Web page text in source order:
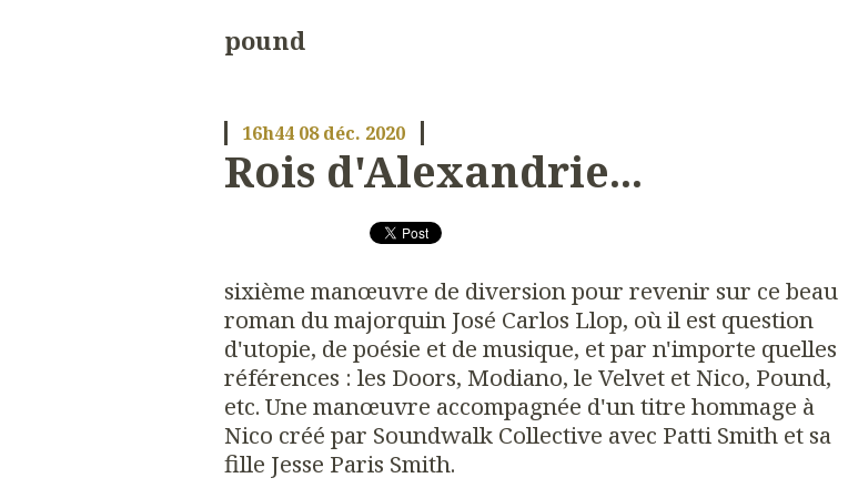
pound
16h44 08 déc. 2020
Rois d'Alexandrie...
sixième manœuvre de diversion pour revenir sur ce beau
roman du majorquin José Carlos Llop, où il est question
d'utopie, de poésie et de musique, et par n'importe quelles
références : les Doors, Modiano, le Velvet et Nico, Pound,
etc. Une manœuvre accompagnée d'un titre hommage à
Nico créé par Soundwalk Collective avec Patti Smith et sa
fille Jesse Paris Smith.